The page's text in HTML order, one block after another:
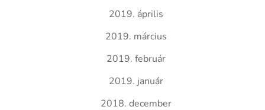
2019. április
2019. március
2019. február
2019. január
2018. december